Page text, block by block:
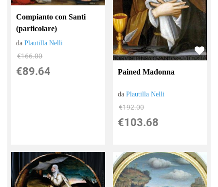
Compianto con Santi
(particolare)
daPlautilla Nelli
€166.00
€89.64 Pained Madonna
daPlautilla Nelli
€192.00
€103.68